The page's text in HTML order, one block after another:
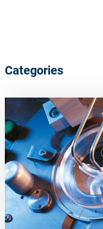
Categories